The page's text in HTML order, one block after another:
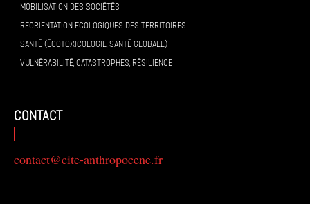
MOBILISATION DES SOCIÉTÉS
RÉORIENTATION ÉCOLOGIQUES DES TERRITOIRES
SANTÉ (ÉCOTOXICOLOGIE, SANTÉ GLOBALE)
VULNÉRABILITÉ, CATASTROPHES, RÉSILIENCE
contact
contact@cite-anthropocene.fr